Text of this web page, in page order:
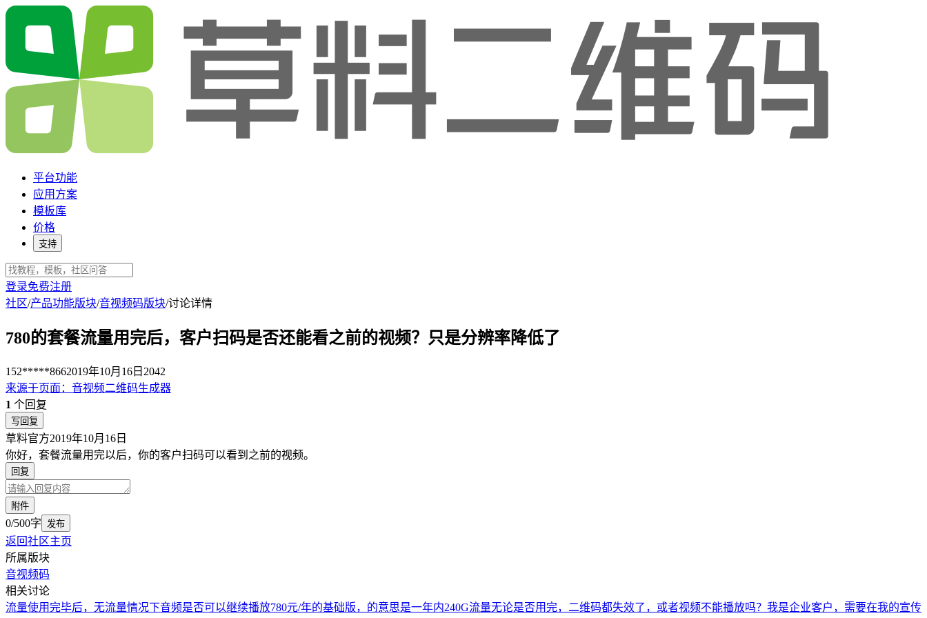
平台功能
应用方案
模板库
价格
支持
登录免费注册
社区/产品功能版块/音视频码版块/讨论详情
780的套餐流量用完后，客户扫码是否还能看之前的视频？只是分辨率降低了
152*****8662019年10月16日 2042
来源于页面 ： 音视频二维码生成器
1 个回复
写回复
草料官方2019年10月16日
你好，套餐流量用完以后，你的客户扫码可以看到之前的视频。
回复
附件
0/500字 发布
返回社区主页
所属版块
音视频码
相关讨论
流量使用完毕后，无流量情况下音频是否可以继续播放780元/年的基础版，的意思是一年内240G流量无论是否用完，二维码都失效了，或者视频不能播放吗？ 我是企业客户，需要在我的宣传